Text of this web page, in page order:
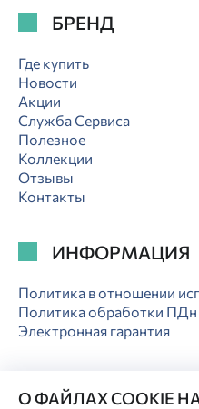
БРЕНД
Где купить
Новости
Акции
Служба Сервиса
Полезное
Коллекции
Отзывы
Контакты
ИНФОРМАЦИЯ
Политика в отношении
Политика обработки ПДн
Электронная гарантия
О ФАЙЛАХ COOKIE